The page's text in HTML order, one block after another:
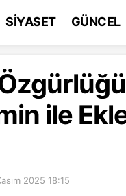
SİYASET GÜNCEL
ile
2025 18:15